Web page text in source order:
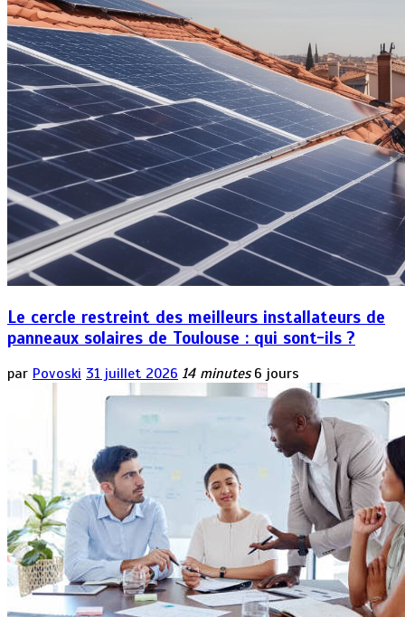
Le cercle restreint des meilleurs installateurs de
panneaux solaires de Toulouse : qui sont-ils ?
par Povoski 31 juillet 2026 14 minutes 6 jours